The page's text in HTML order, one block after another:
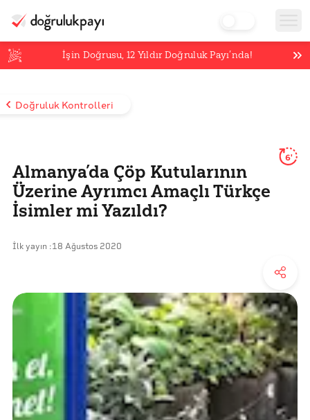
İşin Doğrusu,12 Yıldır Doğruluk Payı’nda!
Doğruluk Kontrolleri
Almanya’da Çöp Kutularının
Üzerine Ayrımcı Amaçlı Türkçe
İsimler mi Yazıldı?
6'
İlk yayın :18 Ağustos 2020